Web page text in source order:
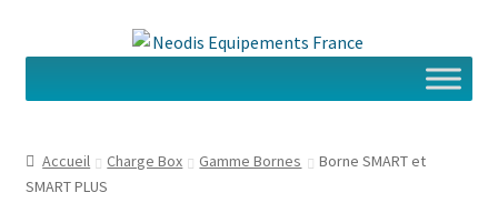
la
contenu
Accueil Charge Box Gamme Bornes
Borne SMART et
SMART PLUS